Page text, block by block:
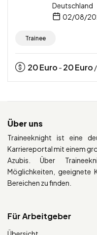
Deutschland
02/08/
Trainee
20Euro - 20Euro
Über uns
Traineeknight ist eine
Karriereportal mit einem
Azubis. Über
Möglichkeiten, geeignete
Bereichen zu finden.
Für Arbeitgeber